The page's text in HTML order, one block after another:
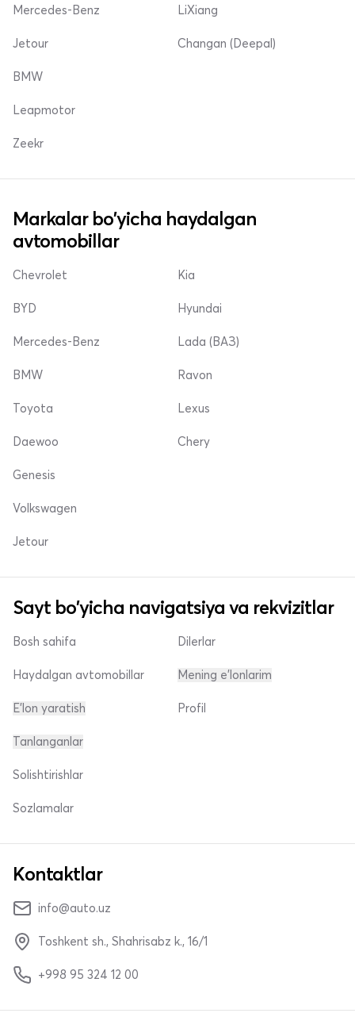
Mercedes-Benz
Jetour
LiXiang
Changan (Deepal)
BMW
Leapmotor
Zeekr
Markalar bo'yicha haydalgan
avtomobillar
Chevrolet
BYD
Mercedes-Benz
Kia
Hyundai
Lada (ВАЗ)
BMW
Toyota
Daewoo
Ravon
Lexus
Chery
Genesis
Volkswagen
Jetour
Sayt bo'yicha navigatsiya va rekvizitlar
Bosh sahifa
Haydalgan avtomobillar
E'lon yaratish
Dilerlar
Mening e'lonlarim
Profil
Tanlanganlar
Solishtirishlar
Sozlamalar
Kontaktlar
info@auto.uz
Toshkent sh., Shahrisabz k., 16/1
+998 95 324 12 00